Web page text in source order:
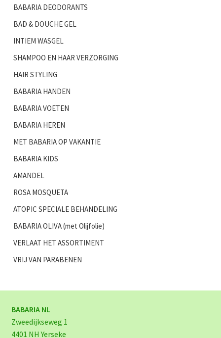
BABARIA DEODORANTS
BAD & DOUCHE GEL
INTIEM WASGEL
SHAMPOO EN HAAR VERZORGING
HAIR STYLING
BABARIA HANDEN
BABARIA VOETEN
BABARIA HEREN
MET BABARIA OP VAKANTIE
BABARIA KIDS
AMANDEL
ROSA MOSQUETA
ATOPIC SPECIALE BEHANDELING
BABARIA OLIVA (met Olijfolie)
VERLAAT HET ASSORTIMENT
VRIJ VAN PARABENEN
BABARIA NL
Zweedijkseweg 1
4401 NH Yerseke